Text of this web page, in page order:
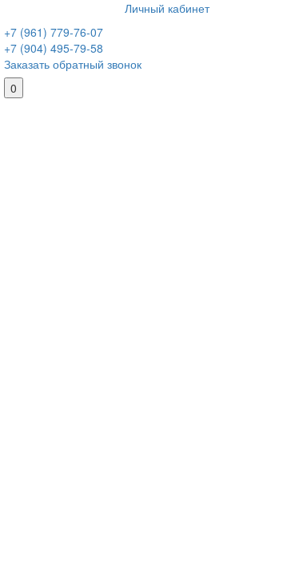
Личный кабинет
+7 (961) 779-76-07
+7 (904) 495-79-58
Заказать обратный звонок
0